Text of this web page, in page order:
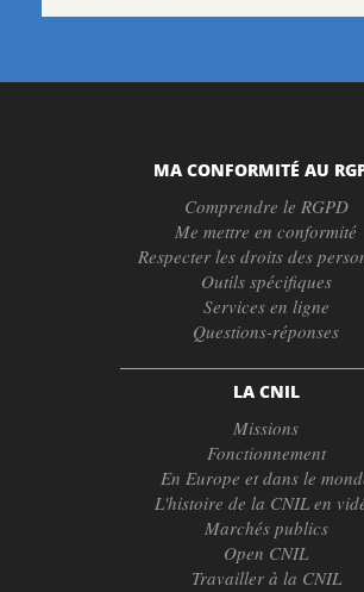
MA CONFORMITÉ AU
Comprendre le RGPD
Me mettre en conformité
Respecter les droits des
Outils spécifiques
Services en ligne
Questions-réponses
LA CNIL
Missions
Fonctionnement
En Europe et dans le
L'histoire de la CNIL en
Marchés publics
Open CNIL
Travailler à la CNIL